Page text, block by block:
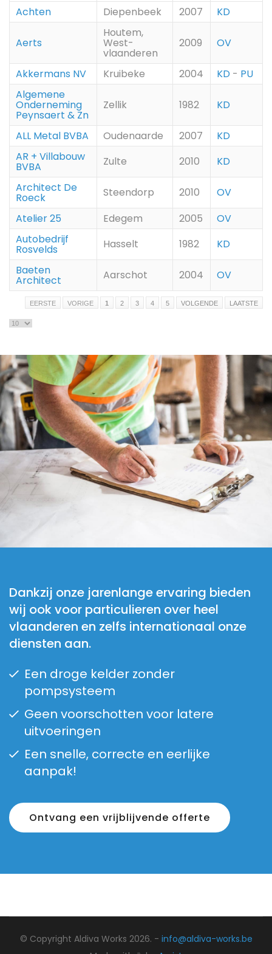
Achten
Diepenbeek 2007 KD
Aerts
Houtem,
West-
vlaanderen
2009 OV
Akkermans NV Kruibeke 2004 KD - PU
Algemene
Onderneming
Peynsaert & Zn
Zellik 1982 KD
ALL Metal BVBA Oudenaarde 2007
KD
AR + Villabouw
BVBA Zulte 2010
KD
Architect De
Roeck Steendorp 2010
OV
Atelier 25
Edegem 2005
OV
Autobedrijf
Rosvelds Hasselt 1982
KD
Baeten
Architect Aarschot 2004 OV
EERSTE VORIGE 1 2 3 4 5 VOLGENDE LAATSTE
Dankzij onze jarenlange ervaring bieden
wij ook voor particulieren over heel
vlaanderen en zelfs internationaal onze
diensten aan.
Een droge kelder zonder
pompsysteem
Geen voorschotten voor latere
uitvoeringen
Een snelle, correcte en eerlijke
aanpak!
Ontvang een vrijblijvende offerte
© Copyright Aldiva Works 2026. - info@aldiva-works.be